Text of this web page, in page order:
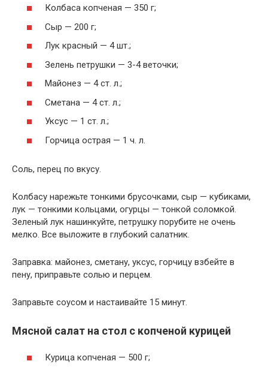
Колбаса копченая — 350 г;
Сыр — 200 г;
Лук красный — 4 шт.;
Зелень петрушки — 3-4 веточки;
Майонез — 4 ст. л.;
Сметана — 4 ст. л.;
Уксус — 1 ст. л.;
Горчица острая — 1 ч. л.
Соль, перец по вкусу.
Колбасу нарежьте тонкими брусочками, сыр — кубиками,
лук — тонкими кольцами, огурцы — тонкой соломкой.
Зеленый лук нашинкуйте, петрушку порубите не очень
мелко. Все выложите в глубокий салатник.
Заправка: майонез, сметану, уксус, горчицу взбейте в
пену, приправьте солью и перцем.
Заправьте соусом и настаивайте 15 минут.
Мясной салат на стол с копченой курицей
Курица копченая — 500 г;